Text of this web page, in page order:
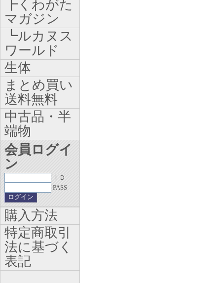
┣くわがた
マガジン
┗ルカヌス
ワールド
生体
まとめ買い
送料無料
中古品・半
端物
会員ログイ
ン
ＩＤ
PASS
購入方法
特定商取引
法に基づく
表記